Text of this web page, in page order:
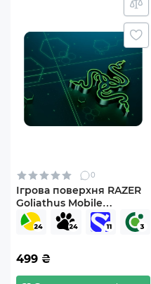
0
Ігрова поверхня RAZER
Goliathus Mobile
Multicolor (RZ02-
01820200-R3M1)
499 ₴